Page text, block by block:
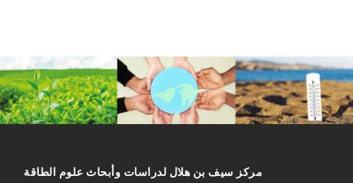
مركز سیف بن هلال لدراسات وأبحاث علوم الطاقة